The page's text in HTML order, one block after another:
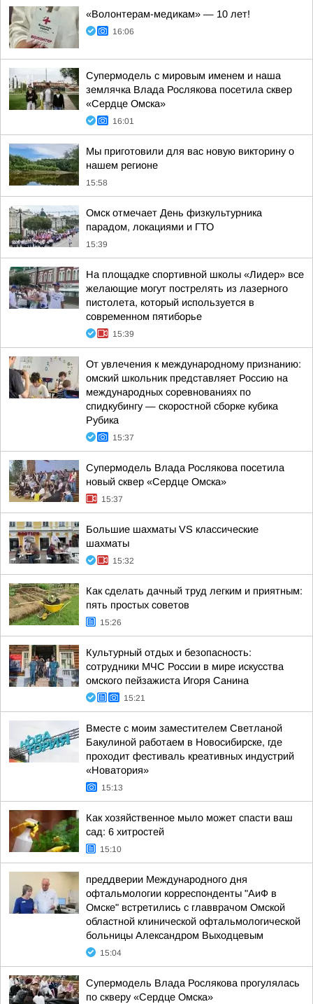
«Волонтерам-медикам» — 10 лет!
16:06
Супермодель с мировым именем и наша
землячка Влада Рослякова посетила сквер
«Сердце Омска»
16:01
Мы приготовили для вас новую викторину о
нашем регионе
15:58
Омск отмечает День физкультурника
парадом, локациями и ГТО
15:39
На площадке спортивной школы «Лидер» все
желающие могут пострелять из лазерного
пистолета, который используется в
современном пятиборье
15:39
От увлечения к международному признанию:
омский школьник представляет Россию на
международных соревнованиях по
спидкубингу — скоростной сборке кубика
Рубика
15:37
Супермодель Влада Рослякова посетила
новый сквер «Сердце Омска»
15:37
Большие шахматы VS классические
шахматы
15:32
Как сделать дачный труд легким и приятным:
пять простых советов
15:26
Культурный отдых и безопасность:
сотрудники МЧС России в мире искусства
омского пейзажиста Игоря Санина
15:21
Вместе с моим заместителем Светланой
Бакулиной работаем в Новосибирске, где
проходит фестиваль креативных индустрий
«Новатория»
15:13
Как хозяйственное мыло может спасти ваш
сад: 6 хитростей
15:10
преддверии Международного дня
офтальмологии корреспонденты "АиФ в
Омске" встретились с главврачом Омской
областной клинической офтальмологической
больницы Александром Выходцевым
15:04
Супермодель Влада Рослякова прогулялась
по скверу «Сердце Омска»